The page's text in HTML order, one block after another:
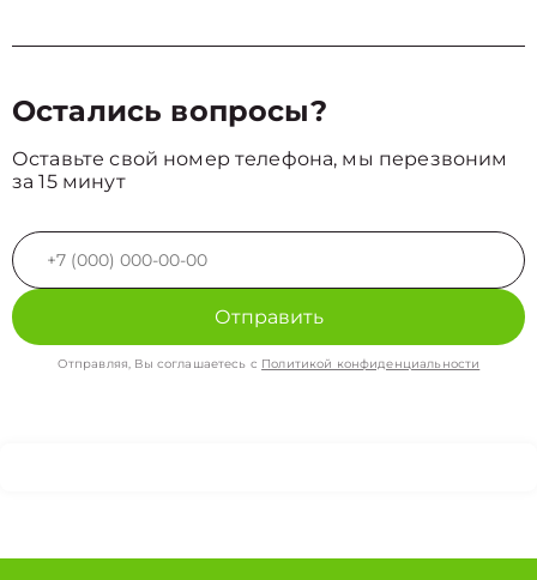
Остались вопросы?
Оставьте свой номер телефона, мы перезвоним
за 15 минут
Отправить
Отправляя, Вы соглашаетесь с Политикой конфиденциальности